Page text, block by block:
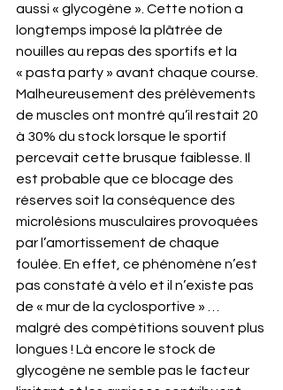
aussi « glycogène ». Cette notion a
longtemps imposé la plâtrée de
nouilles au repas des sportifs et la
« pasta party » avant chaque course.
Malheureusement des prélèvements
de muscles ont montré qu’il restait 20
à 30% du stock lorsque le sportif
percevait cette brusque faiblesse. Il
est probable que ce blocage des
réserves soit la conséquence des
microlésions musculaires provoquées
par l’amortissement de chaque
foulée. En effet, ce phénomène n’est
pas constaté à vélo et il n’existe pas
de « mur de la cyclosportive » …
malgré des compétitions souvent plus
longues ! Là encore le stock de
glycogène ne semble pas le facteur